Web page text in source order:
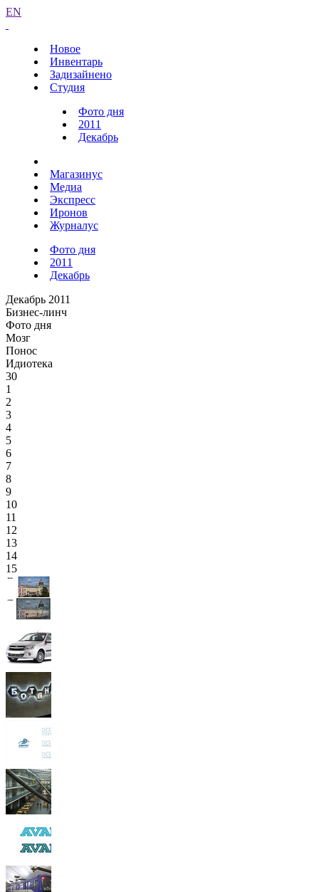
EN
Новое
Инвентарь
Задизайнено
Студия
Фото дня
2011
Декабрь
Магазинус
Медиа
Экспресс
Иронов
Журналус
Фото дня
2011
Декабрь
Декабрь 2011
Бизнес-линч
Фото дня
Мозг
Понос
Идиотека
30
1
2
3
4
5
6
7
8
9
10
11
12
13
14
15